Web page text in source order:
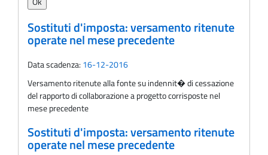
Sostituti d'imposta: versamento ritenute
operate nel mese precedente
Data scadenza: 16-12-2016
Versamento ritenute alla fonte su indennit� di cessazione
del rapporto di collaborazione a progetto corrisposte nel
mese precedente
Sostituti d'imposta: versamento ritenute
operate nel mese precedente